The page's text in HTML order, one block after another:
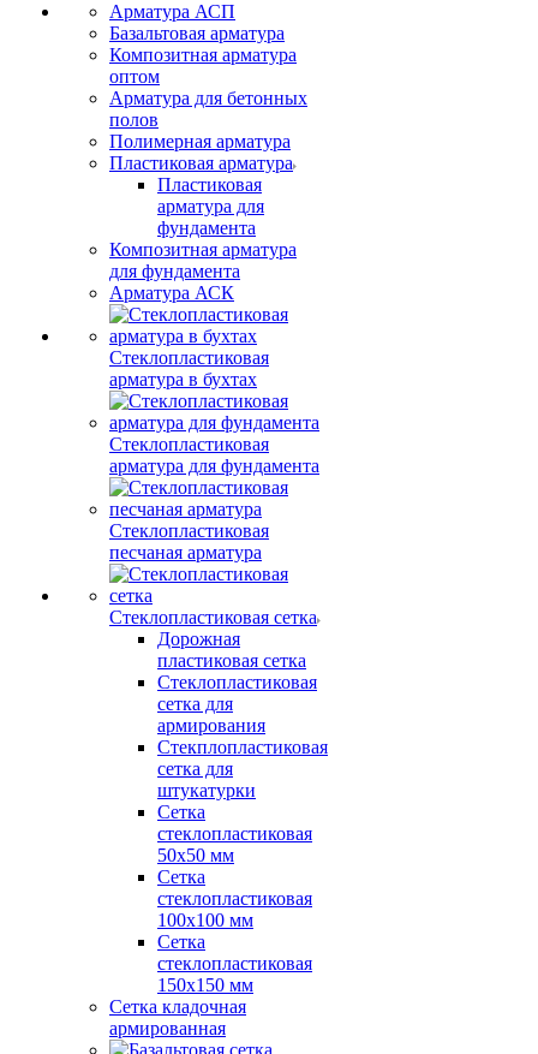
Арматура АСП
Базальтовая арматура
Композитная арматура
оптом
Арматура для бетонных
полов
Полимерная арматура
Пластиковая арматура
Пластиковая
арматура для
фундамента
Композитная арматура
для фундамента
Арматура АСК
Стеклопластиковая
арматура в бухтах
Стеклопластиковая
арматура для фундамента
Стеклопластиковая
песчаная арматура
Стеклопластиковая сетка
Дорожная
пластиковая сетка
Стеклопластиковая
сетка для
армирования
Стекплопластиковая
сетка для
штукатурки
Сетка
стеклопластиковая
50x50 мм
Сетка
стеклопластиковая
100x100 мм
Сетка
стеклопластиковая
150x150 мм
Сетка кладочная
армированная